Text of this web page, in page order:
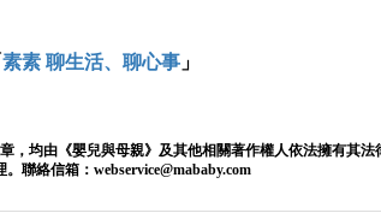
素素 聊生活、聊心事」
，均由《嬰兒與母親》及其他相關著作權人依法擁有其
。聯絡信箱： webservice@mababy.com